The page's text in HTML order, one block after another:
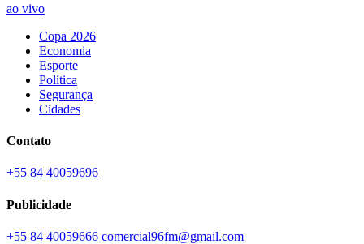
ao vivo
Copa 2026
Economia
Esporte
Política
Segurança
Cidades
Contato
+55 84 40059696
Publicidade
+55 84 40059666 comercial96fm@gmail.com